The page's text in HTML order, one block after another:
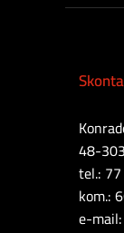
48-
tel.:
kom.:
e-